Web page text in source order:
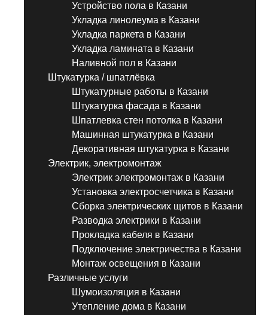
Устройство пола в Казани
Укладка линолеума в Казани
Укладка паркета в Казани
Укладка ламината в Казани
Наливной пол в Казани
Штукатурка / шпатлёвка
Штукатурные работы в Казани
Штукатурка фасада в Казани
Шпатлевка стен потолка в Казани
Машинная штукатурка в Казани
Декоративная штукатурка в Казани
Электрик, электромонтаж
Электрик электромонтаж в Казани
Установка электросчетчика в Казани
Сборка электрических щитов в Казани
Разводка электрики в Казани
Прокладка кабеля в Казани
Подключение электричества в Казани
Монтаж освещения в Казани
Различные услуги
Шумоизоляция в Казани
Утепление дома в Казани